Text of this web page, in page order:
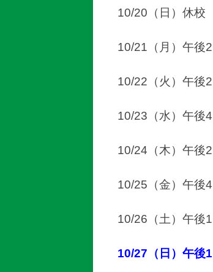
10/20（日）休校
10/21（月）午後
10/22（火）午後
10/23（水）午後
10/24（木）午後
10/25（金）午後
10/26（土）午後
10/27（日）午後